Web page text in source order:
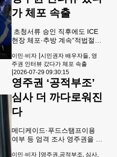
Waiver)를 폐지하는 방안을 추
진하고 나섰다. 현재 시민권 신
청 수수료는 온라인 신청시
710달러, 우편 신청시 760달
러다. 이중 가구소득이 연방 빈
곤선의 150%를 초과하면
400% 이하인 경우, 시민권 신
청 수수료를 절반인 380달러
만 내면 된다. 또한 가구소득이
연방
가 체포 속출
초청서류 승인 직후에도 ICE
현장 체포·추방 계속“적법절차
명령 집행” 도널드 트럼프 행
정부가 이민법 집행을 대폭 강
화하면서 영주권 인터뷰에 참
석하거나 정규 이민수속을 밟
던 이민자들이 현장에서 연방
이민세관단속국(ICE)에 체포
되는 사례가 잇따라 논란이 커
지고 있다. 시민권자와 결혼해
영주권을 신청하는 과정에서
도 기존 추방 명령이 있는 경우
인터뷰 현장에서 즉시 구금하
거나 추방하는 사례가 늘어나
이민·비자 |시민권자 배우자들, 영
주권 인터뷰 갔다가 체포 속출
|2026-07-29 09:30:15
영주권 ‘공적부조’
심사 더 까다로워진
다
메디케이드·푸드스탬프이용
여부 등 엄격 조사 영주권을 신
이민·비자 |영주권,공적부조, 심사,